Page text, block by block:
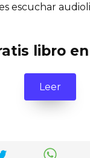
escuchar
libro en
Leer